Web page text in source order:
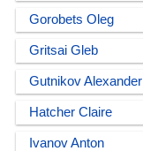
Gorobets Oleg
Gritsai Gleb
Gutnikov Alexander
Hatcher Claire
Ivanov Anton